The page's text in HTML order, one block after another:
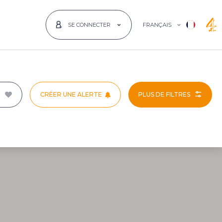
SE CONNECTER FRANÇAIS
CRÉER UNE ALERTE PLUS DE FILTRES